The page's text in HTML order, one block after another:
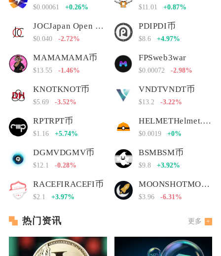
$0.00061 +0.26% $11.01 +0.87%
JOCJapan Open Chain
$0.040 -2.72%
PDIPDI币
$8.6 +4.97%
MAMAMAMA币
$13.55 -1.46%
FPSweb3war
$0.00072 -2.98%
KNOTKNOT币
$5.69 -3.52%
VNDTVNDT币
$13.2 -3.22%
RPTRPT币
$1.16 +5.74%
HELMETHelmet.insure Governance Token
$0.0019 +0%
DGMVDGMV币
$12.1 -0.28%
BSMBSM币
$9.8 +3.92%
RACEFIRACEFI币
$2.1 +3.97%
MOONSHOTMOONSHOT币
$3.96 -6.31%
热门资讯 更多